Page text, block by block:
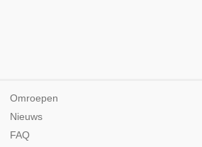
Omroepen
Nieuws
FAQ